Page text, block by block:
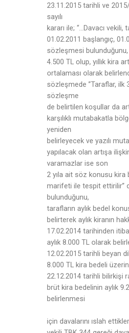
23.11.2015 tarihli ve
sayılı
kararı ile; “…Davacı vekili,
01.02.2011 başlangıç,
sözleşmesi
4.500 TL olup, yıllık kira
ortalaması olarak
sözleşmede ”Taraflar, ilk
sözleşme
de belirtilen koşullar da
karşılıklı mutabakatla
yeniden
belirleyecek ve yazılı
yapılacak olan artışa
varamazlar ise son
2 yıla ait söz konusu kira
marifeti ile tespit ettirilir”
bulunduğunu,
tarafların aylık bedel
belirterek aylık kiranın
17.02.2014 tarihinden
aylık 8.000 TL olarak
12.02.2015 tarihli beyan
8.000 TL kira bedeli
22.12.2014 tarihli bilirkişi
brüt kira bedelinin aylık
belirlenmesi
için davalarını ıslah